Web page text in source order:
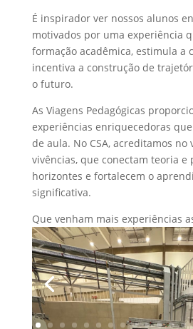
É inspirador ver nossos alunos
motivados por uma experiência
formação acadêmica, estimula a
incentiva a construção de
o futuro.
As Viagens Pedagógicas
experiências enriquecedoras
de aula. No CSA, acreditamos no
vivências, que conectam teoria e
horizontes e fortalecem o
significativa.
Que venham mais experiências